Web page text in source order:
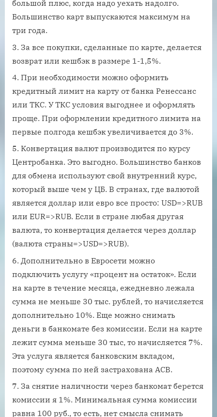
большой плюс, когда надо уехать надолго.
Большинство карт выпускаются максимум на
три года.
За все покупки, сделанные по карте, делается
возврат или кешбэк в размере 1-1,5%.
При необходимости можно оформить
кредитный лимит на карту от банка Ренессанс
или ТКС. У ТКС условия выгоднее и оформлять
проще. При оформлении кредитного лимита на
первые полгода кешбэк увеличивается до 3%.
Конвертация валют производится по курсу
Центробанка. Это выгодно. Большинство банков
для обмена используют свой внутренний курс,
который выше чем у ЦБ. В странах, где валютой
является доллар или евро все просто: USD=>RUB
или EUR=>RUB. Если в стране любая другая
валюта, то конвертация делается через доллар
(валюта страны=>USD=>RUB).
Дополнительно в Евросети можно
подключить услугу «процент на остаток». Если
на карте в течение месяца, ежедневно лежала
сумма не меньше 30 тыс. рублей, то начисляется
дополнительно 10%. Еще можно снимать
деньги в банкомате без комиссии. Если на карте
лежит сумма меньше 30 тыс, то начисляется 7%.
Эта услуга является банковским вкладом,
поэтому сумма по ней застрахована АСВ.
За снятие наличности через банкомат берется
комиссии я 1%. Минимальная сумма комиссии
равна 100 руб., то есть, нет смысла снимать